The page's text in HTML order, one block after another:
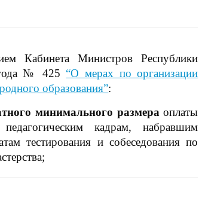
Кабинета Министров Республики
года № 425 “О мерах по организации
образования”:
минимального размераоплаты
кадрам, набравшим
тестирования и собеседования по